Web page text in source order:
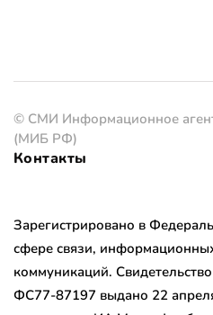
© СМИ Информационное
(МИБ РФ)
Контакты
Зарегистрировано в
сфере связи,
коммуникаций.
ФС77-87197 выдано 22